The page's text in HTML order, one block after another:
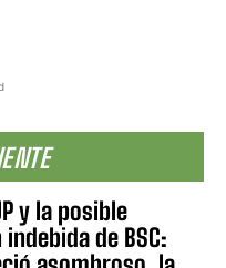
y la posible
de BSC: